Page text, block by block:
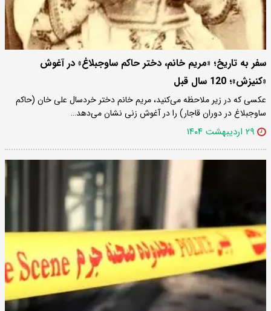
سفر به تاریخ؛ «مریم خانم، دختر حاکم ساوجبلاغ» در آغوش
«کنیزش»؛ 120 سال قبل
عکسی که در زیر ملاحظه می‌کنید، مریم خانم دختر خردسال علی خان (حاکم
ساوجبلاغ در دوران قاجار) را در آغوش زنی نشان می‌دهد…
۲۹ اردیبهشت ۱۴۰۴